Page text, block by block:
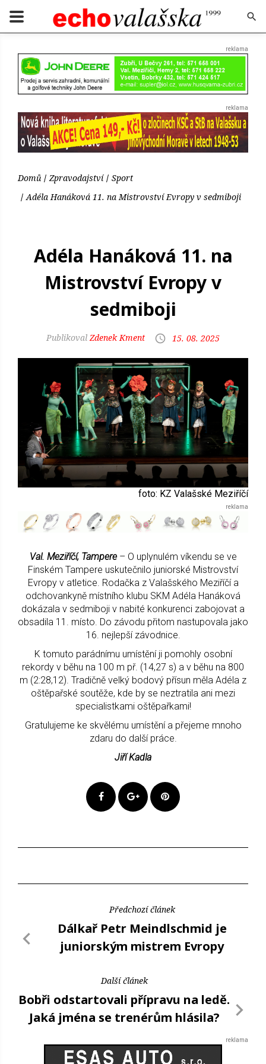
Domů Zpravodajství
Sport
Adéla Hanáková 11. na Mistrovství Evropy v sedmiboji
Adéla Hanáková 11. na
Mistrovství Evropy v
sedmiboji
Zdenek Kment 15. 08. 2025
foto: KZ Valašské Meziříčí
Val. Meziříčí, Tampere – O uplynulém víkendu se ve
Finském Tampere uskutečnilo juniorské Mistrovství
Evropy v atletice. Rodačka z Valašského Meziříčí a
odchovankyně místního klubu SKM Adéla Hanáková
dokázala v sedmiboji v nabité konkurenci zabojovat a
obsadila 11. místo. Do závodu přitom nastupovala jako
16. nejlepší závodnice.
K tomuto parádnímu umístění ji pomohly osobní
rekordy v běhu na 100 m př. (14,27 s) a v běhu na 800
m (2:28,12). Tradičně velký bodový přísun měla Adéla z
oštěpařské soutěže, kde by se neztratila ani mezi
specialistkami oštěpařkami!
Gratulujeme ke skvělému umístění a přejeme mnoho
zdaru do další práce.
Jiří Kadla
Předchozí článek
Dálkař Petr Meindlschmid je
juniorským mistrem Evropy
Další článek
Bobři odstartovali přípravu na ledě.
Jaká jména se trenérům hlásila?